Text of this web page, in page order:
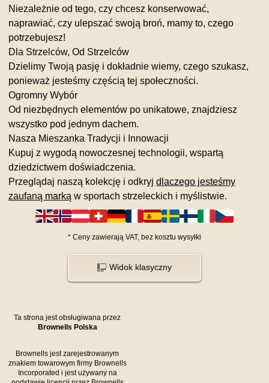
Niezależnie od tego, czy chcesz konserwować,
naprawiać, czy ulepszać swoją broń, mamy to, czego
potrzebujesz!
Dla Strzelców, Od Strzelców
Dzielimy Twoją pasję i dokładnie wiemy, czego szukasz,
ponieważ jesteśmy częścią tej społeczności.
Ogromny Wybór
Od niezbędnych elementów po unikatowe, znajdziesz
wszystko pod jednym dachem.
Nasza Mieszanka Tradycji i Innowacji
Kupuj z wygodą nowoczesnej technologii, wspartą
dziedzictwem doświadczenia.
Przeglądaj naszą kolekcję i odkryj dlaczego jesteśmy
zaufaną marką w sportach strzeleckich i myślistwie.
* Ceny zawierają VAT, bez kosztu wysyłki
Widok klasyczny
Ta strona jest obsługiwana przez
Brownells Polska
Brownells jest zarejestrowanym
znakiem towarowym firmy Brownells
Incorporated i jest używany na